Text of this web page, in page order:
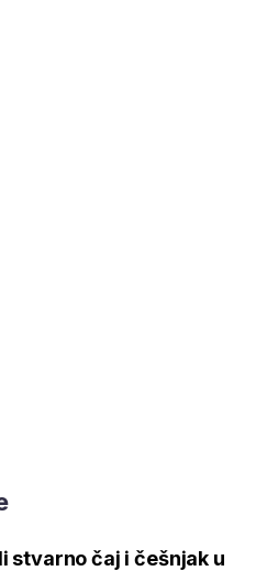
stvarno čaj i češnjak u